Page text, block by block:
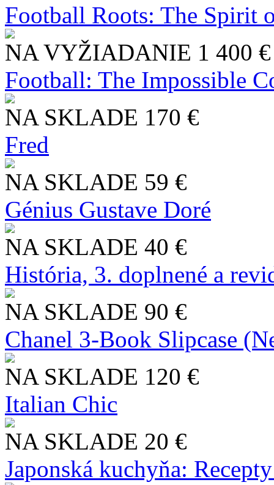
Football Roots: The Spirit
NA VYŽIADANIE 1 400 €
Football: The Impossible
NA SKLADE 170 €
Fred
NA SKLADE 59 €
Génius Gustave Doré
NA SKLADE 40 €
História, 3. doplnené a
NA SKLADE 90 €
Chanel 3-Book Slipcase
NA SKLADE 120 €
Italian Chic
NA SKLADE 20 €
Japonská kuchyňa: